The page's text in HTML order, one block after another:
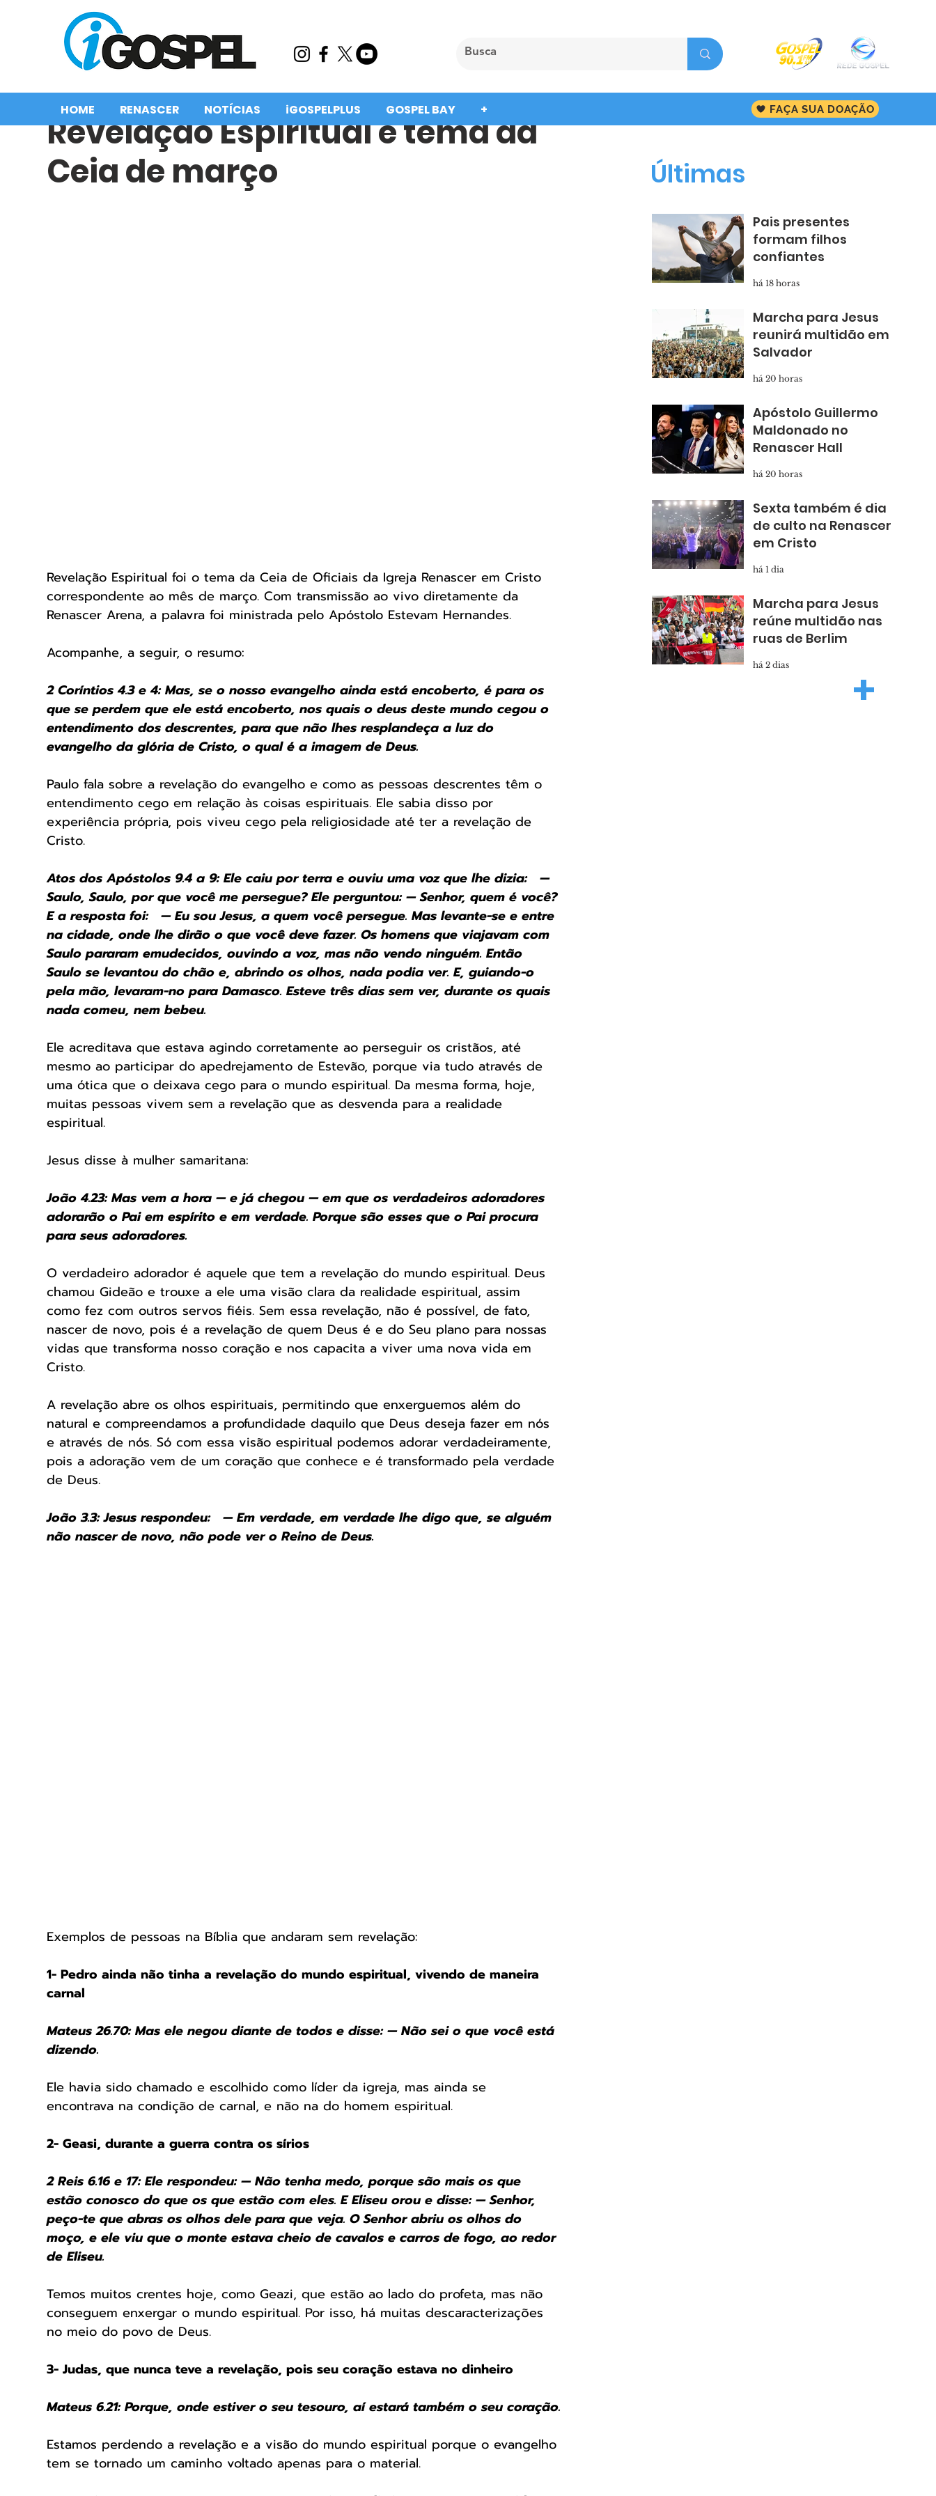
HOME RENASCER NOTÍCIAS iGOSPELPLUS GOSPEL BAY + FAÇA SUA DOAÇÃO
Revelação Espiritual é tema da
Ceia de março
Revelação Espiritual foi o tema da Ceia de Oficiais da Igreja Renascer em Cristo
correspondente ao mês de março. Com transmissão ao vivo diretamente da
Renascer Arena, a palavra foi ministrada pelo Apóstolo Estevam Hernandes.
Acompanhe, a seguir, o resumo:
2 Coríntios 4.3 e 4: Mas, se o nosso evangelho ainda está encoberto, é para os
que se perdem que ele está encoberto, nos quais o deus deste mundo cegou o
entendimento dos descrentes, para que não lhes resplandeça a luz do
evangelho da glória de Cristo, o qual é a imagem de Deus.
Paulo fala sobre a revelação do evangelho e como as pessoas descrentes têm o
entendimento cego em relação às coisas espirituais. Ele sabia disso por
experiência própria, pois viveu cego pela religiosidade até ter a revelação de
Cristo.
Atos dos Apóstolos 9.4 a 9: Ele caiu por terra e ouviu uma voz que lhe dizia:   —
Saulo, Saulo, por que você me persegue? Ele perguntou: — Senhor, quem é você?
E a resposta foi:   — Eu sou Jesus, a quem você persegue. Mas levante-se e entre
na cidade, onde lhe dirão o que você deve fazer. Os homens que viajavam com
Saulo pararam emudecidos, ouvindo a voz, mas não vendo ninguém. Então
Saulo se levantou do chão e, abrindo os olhos, nada podia ver. E, guiando-o
pela mão, levaram-no para Damasco. Esteve três dias sem ver, durante os quais
nada comeu, nem bebeu.
Ele acreditava que estava agindo corretamente ao perseguir os cristãos, até
mesmo ao participar do apedrejamento de Estevão, porque via tudo através de
uma ótica que o deixava cego para o mundo espiritual. Da mesma forma, hoje,
muitas pessoas vivem sem a revelação que as desvenda para a realidade
espiritual.
Jesus disse à mulher samaritana:
João 4.23: Mas vem a hora — e já chegou — em que os verdadeiros adoradores
adorarão o Pai em espírito e em verdade. Porque são esses que o Pai procura
para seus adoradores.
O verdadeiro adorador é aquele que tem a revelação do mundo espiritual. Deus
chamou Gideão e trouxe a ele uma visão clara da realidade espiritual, assim
como fez com outros servos fiéis. Sem essa revelação, não é possível, de fato,
nascer de novo, pois é a revelação de quem Deus é e do Seu plano para nossas
vidas que transforma nosso coração e nos capacita a viver uma nova vida em
Cristo.
A revelação abre os olhos espirituais, permitindo que enxerguemos além do
natural e compreendamos a profundidade daquilo que Deus deseja fazer em nós
e através de nós. Só com essa visão espiritual podemos adorar verdadeiramente,
pois a adoração vem de um coração que conhece e é transformado pela verdade
de Deus.
João 3.3: Jesus respondeu:   — Em verdade, em verdade lhe digo que, se alguém
não nascer de novo, não pode ver o Reino de Deus.
Exemplos de pessoas na Bíblia que andaram sem revelação:
1- Pedro ainda não tinha a revelação do mundo espiritual, vivendo de maneira
carnal
Mateus 26.70: Mas ele negou diante de todos e disse: — Não sei o que você está
dizendo.
Ele havia sido chamado e escolhido como líder da igreja, mas ainda se
encontrava na condição de carnal, e não na do homem espiritual.
2- Geasi, durante a guerra contra os sírios
2 Reis 6.16 e 17: Ele respondeu: — Não tenha medo, porque são mais os que
estão conosco do que os que estão com eles. E Eliseu orou e disse: — Senhor,
peço-te que abras os olhos dele para que veja. O Senhor abriu os olhos do
moço, e ele viu que o monte estava cheio de cavalos e carros de fogo, ao redor
de Eliseu.
Temos muitos crentes hoje, como Geazi, que estão ao lado do profeta, mas não
conseguem enxergar o mundo espiritual. Por isso, há muitas descaracterizações
no meio do povo de Deus.
3- Judas, que nunca teve a revelação, pois seu coração estava no dinheiro
Mateus 6.21: Porque, onde estiver o seu tesouro, aí estará também o seu coração.
Estamos perdendo a revelação e a visão do mundo espiritual porque o evangelho
tem se tornado um caminho voltado apenas para o material.
Pais presentes
formam filhos
confiantes
há 18 horas
Marcha para Jesus
reunirá multidão em
Salvador
há 20 horas
Apóstolo Guillermo
Maldonado no
Renascer Hall
há 20 horas
Sexta também é dia
de culto na Renascer
em Cristo
há 1 dia
Marcha para Jesus
reúne multidão nas
ruas de Berlim
há 2 dias
Últimas
+